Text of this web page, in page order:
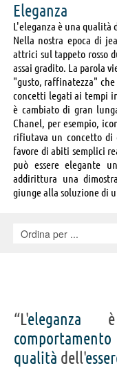
Eleganza
L'eleganza è una qualità
Nella nostra epoca di
attrici sul tappeto rosso
assai gradito. La parola
"gusto, raffinatezza"
concetti legati ai tempi
è cambiato di gran
Chanel, per esempio,
rifiutava un concetto
favore di abiti semplici
può essere elegante
addirittura una
giunge alla soluzione di
“L'eleganza è
comportamento
qualità dell'